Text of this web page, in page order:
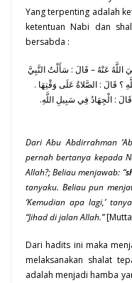
Yang terpenting adalah
ketentuan Nabi dan
bersabda :
اللَّهُ عَنْهُ – قَالَ : سَأَلْتُ النَّبِيَّ
؟ قَالَ : الصَّلاةُ عَلَى وَقْتِهَا .
: الْجِهَادُ فِي سَبِيلِ اللَّهِ.
Dari Abu Abdirrahman
pernah bertanya kepada
Allah?; Beliau menjawab: “
tanyaku. Beliau pun
‘Kemudian apa lagi,’
“Jihad di jalan Allah.”
Dari hadits ini maka
melaksanakan shalat
adalah menjadi hamba